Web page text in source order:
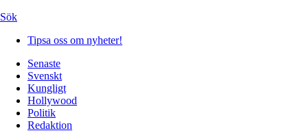
Sök
Tipsa oss om nyheter!
Senaste
Svenskt
Kungligt
Hollywood
Politik
Redaktion